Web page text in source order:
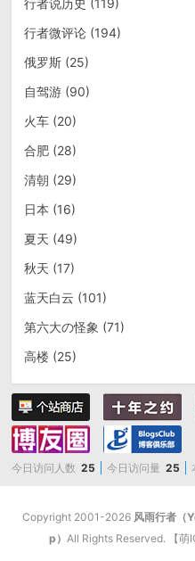
行者说历史 (119)
行者微评论(194)
俄罗斯(25)
自驾游(90)
火车(20)
合肥(28)
清朝 (29)
日本 (16)
夏天 (49)
秋天 (17)
蓝天白云 (101)
第六大の怪象 (71)
高楼 (25)
今日访问人数 25 今日访问量 25
Copyright 2001-2026 风雨行者（
p） All Rights Reserved. 【萌